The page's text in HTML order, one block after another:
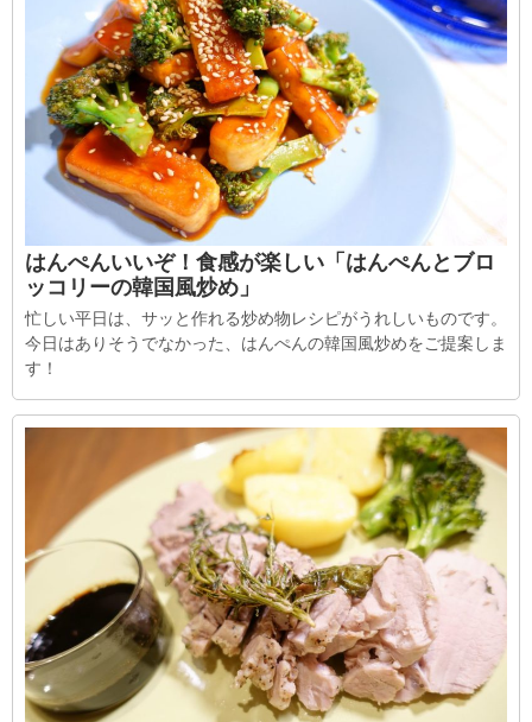
はんぺんいいぞ！食感が楽しい「はんぺんとブロ
ッコリーの韓国風炒め」
忙しい平日は、サッと作れる炒め物レシピがうれしいものです。
今日はありそうでなかった、はんぺんの韓国風炒めをご提案しま
す！